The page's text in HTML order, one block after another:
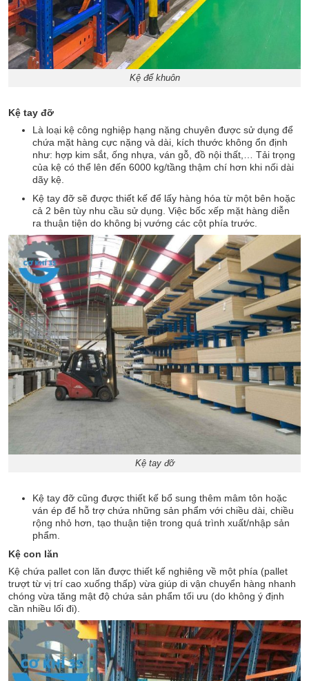
Kệ để khuôn
Kệ tay đỡ
Là loại kệ công nghiệp hạng nặng chuyên được sử dụng để
chứa mặt hàng cực nặng và dài, kích thước không ổn định
như: hợp kim sắt, ống nhựa, ván gỗ, đồ nội thất,… Tải trọng
của kệ có thể lên đến 6000 kg/tầng thậm chí hơn khi nối dài
dãy kệ.
Kệ tay đỡ sẽ được thiết kế để lấy hàng hóa từ một bên hoặc
cả 2 bên tùy nhu cầu sử dụng. Việc bốc xếp mặt hàng diễn
ra thuận tiện do không bị vướng các cột phía trước.
Kệ tay đỡ
Kệ tay đỡ cũng được thiết kế bổ sung thêm mâm tôn hoặc
ván ép để hỗ trợ chứa những sản phẩm với chiều dài, chiều
rộng nhỏ hơn, tạo thuận tiện trong quá trình xuất/nhập sản
phẩm.
Kệ con lăn
Kệ chứa pallet con lăn được thiết kế nghiêng về một phía (pallet
trượt từ vị trí cao xuống thấp) vừa giúp di vận chuyển hàng nhanh
chóng vừa tăng mật độ chứa sản phẩm tối ưu (do không ý định
cần nhiều lối đi).